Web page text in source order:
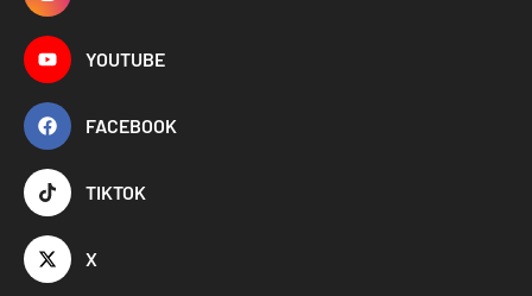
YOUTUBE
FACEBOOK
TIKTOK
X